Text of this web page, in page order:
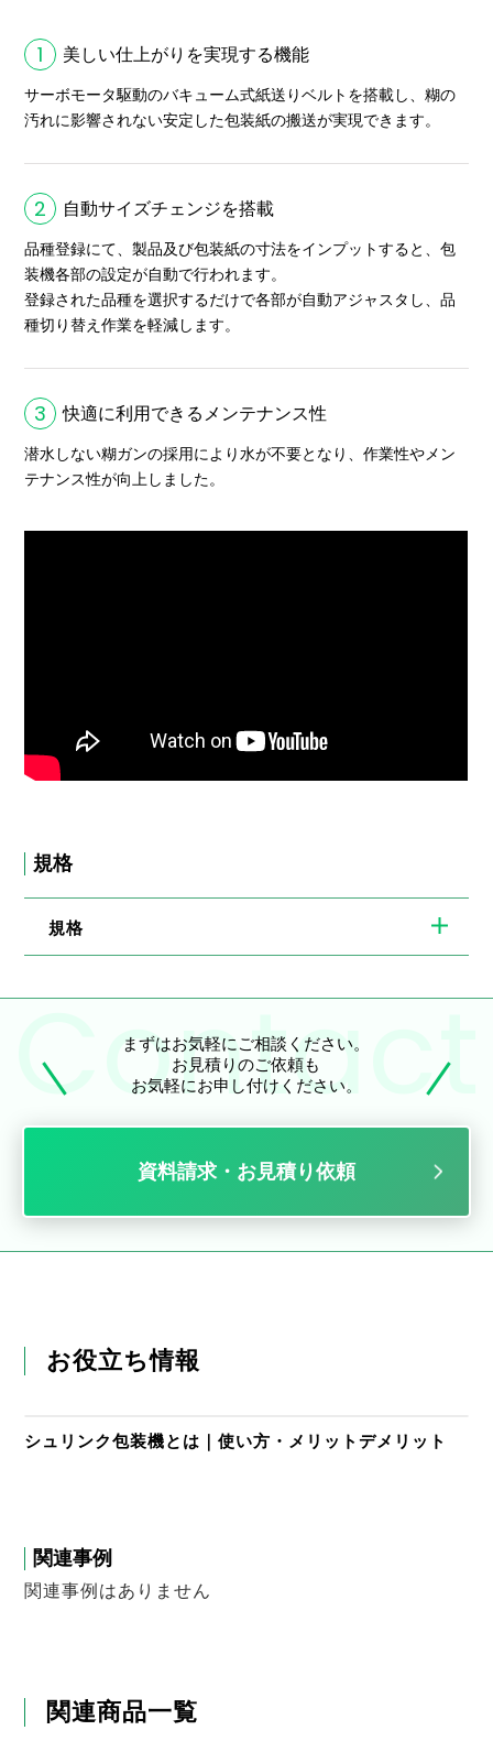
1 美しい仕上がりを実現する機能
サーボモータ駆動のバキューム式紙送りベルトを搭載し、糊の
汚れに影響されない安定した包装紙の搬送が実現できます。
2 自動サイズチェンジを搭載
品種登録にて、製品及び包装紙の寸法をインプットすると、包
装機各部の設定が自動で行われます。
登録された品種を選択するだけで各部が自動アジャスタし、品
種切り替え作業を軽減します。
3 快適に利用できるメンテナンス性
潜水しない糊ガンの採用により水が不要となり、作業性やメン
テナンス性が向上しました。
規格
規格
まずはお気軽にご相談ください。
お見積りのご依頼も
お気軽にお申し付けください。
資料請求・お見積り依頼
お役立ち情報
シュリンク包装機とは｜使い方・メリットデメリット
関連事例
関連事例はありません
関連商品一覧